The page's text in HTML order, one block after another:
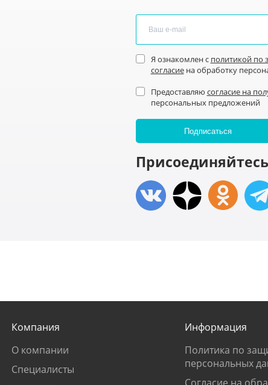
Я ознакомлен с политикой по
согласиена обработку
Предоставляю согласие на
персональных предложений
Компания
О компании
Специалисты
Информация
Политика по
персональных